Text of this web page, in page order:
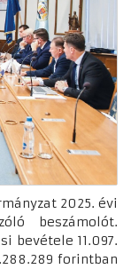
2025. évi
beszámolót.
bevétele 11.097.
forintban